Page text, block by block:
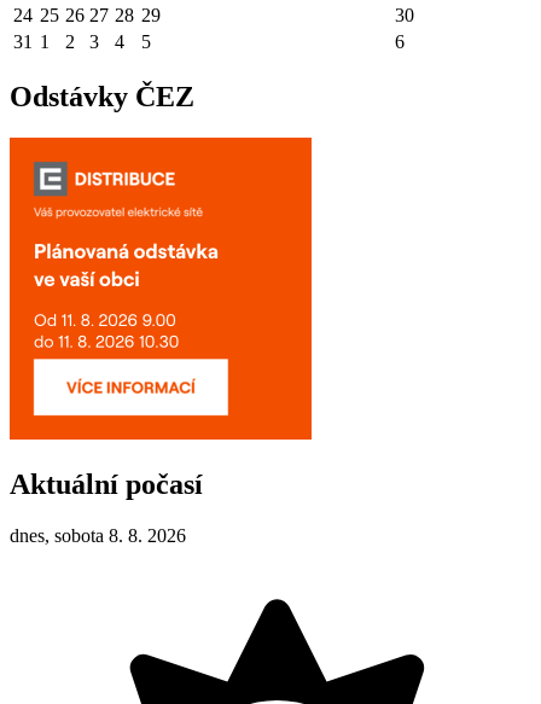
24 25 26 27 28 29
30
31 1 2 3 4 5 6
Odstávky ČEZ
Aktuální počasí
dnes, sobota 8. 8. 2026